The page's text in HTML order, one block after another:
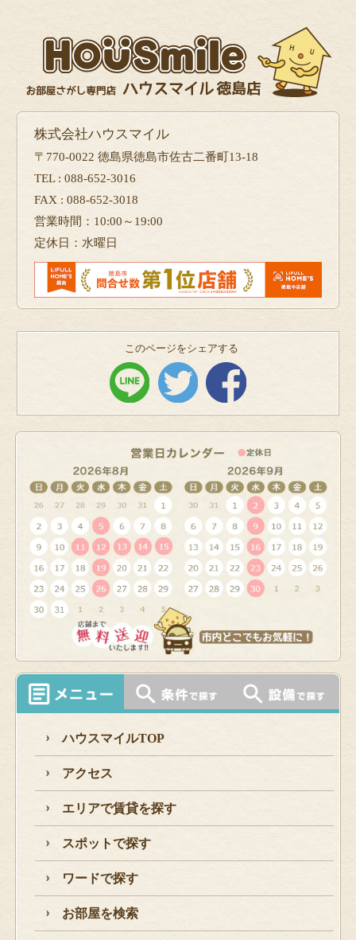
株式会社ハウスマイル
〒770-0022 徳島県徳島市佐古二番町13-18
TEL : 088-652-3016
FAX : 088-652-3018
営業時間：10:00～19:00
定休日：水曜日
このページをシェアする
ハウスマイルTOP
アクセス
エリアで賃貸を探す
スポットで探す
ワードで探す
お部屋を検索